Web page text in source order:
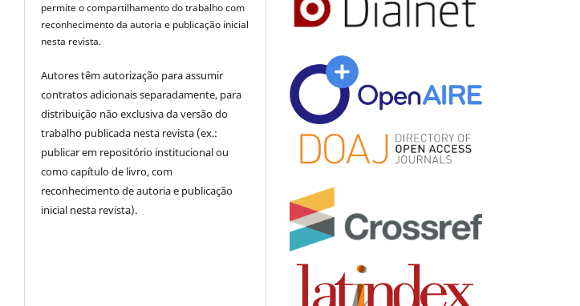
permite o compartilhamento do trabalho com
reconhecimento da autoria e publicação inicial
nesta revista.
Autores têm autorização para assumir
contratos adicionais separadamente, para
distribuição não exclusiva da versão do
trabalho publicada nesta revista (ex.:
publicar em repositório institucional ou
como capítulo de livro, com
reconhecimento de autoria e publicação
inicial nesta revista).